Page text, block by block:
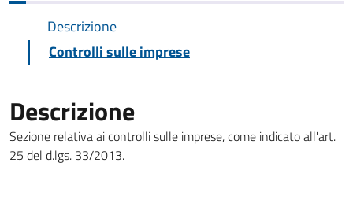
Descrizione
Controlli sulle imprese
Descrizione
Sezione relativa ai controlli sulle imprese, come indicato all'art.
25 del d.lgs. 33/2013.